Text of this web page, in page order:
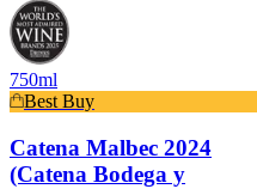
750ml
Best Buy
Catena Malbec 2024
(Catena Bodega y